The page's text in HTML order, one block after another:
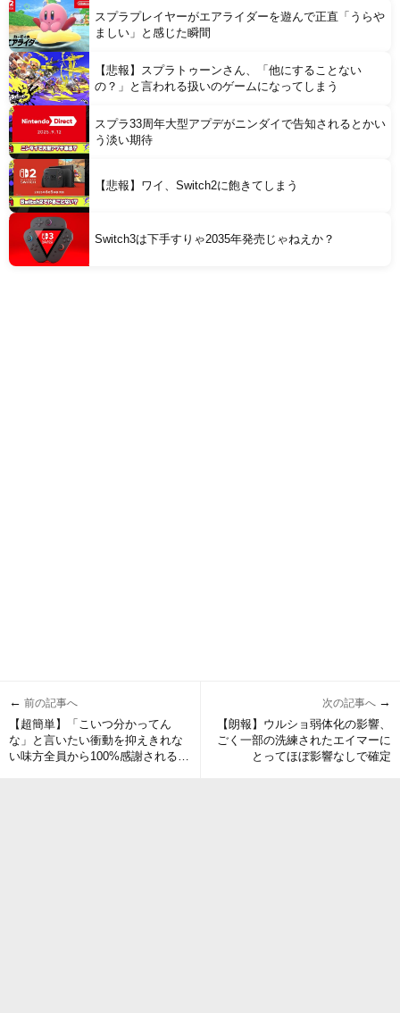
スプラプレイヤーがエアライダーを遊んで正直「うらや
ましい」と感じた瞬間
【悲報】スプラトゥーンさん、「他にすることない
の？」と言われる扱いのゲームになってしまう
スプラ33周年大型アプデがニンダイで告知されるとかい
う淡い期待
【悲報】ワイ、Switch2に飽きてしまう
Switch3は下手すりゃ2035年発売じゃねえか？
← 前の記事へ
【超簡単】「こいつ分かってん
な」と言いたい衝動を抑えきれな
い味方全員から100%感謝される立
次の記事へ →
【朗報】ウルショ弱体化の影響、
ごく一部の洗練されたエイマーに
とってほぼ影響なしで確定